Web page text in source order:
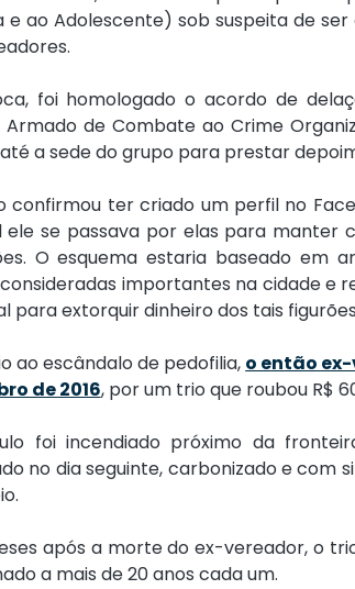
e ao Adolescente) sob suspeita de
foi homologado o acordo de
Armado de Combate ao Crime
a sede do grupo para prestar
confirmou ter criado um perfil no
ele se passava por elas para
O esquema estaria baseado em
importantes na cidade e
para extorquir dinheiro dos tais
ao escândalo de pedofilia, o então
de 2016, por um trio que roubou R$
foi incendiado próximo da
no dia seguinte, carbonizado e com
após a morte do ex-vereador, o
a mais de 20 anos cada um.